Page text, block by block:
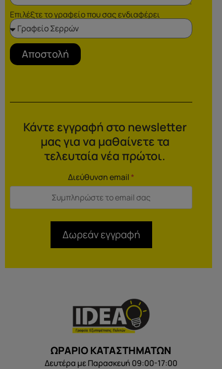
Επιλέξτε το γραφείο που σας ενδιαφέρει
Αποστολή
Κάντε εγγραφή στο newsletter
μας για να μαθαίνετε τα
τελευταία νέα πρώτοι.
Διεύθυνση email*
Δωρεάν εγγραφή
ΩΡΑΡΙΟ ΚΑΤΑΣΤΗΜΑΤΩΝ
Δευτέρα με Παρασκευή 09:00-17:00